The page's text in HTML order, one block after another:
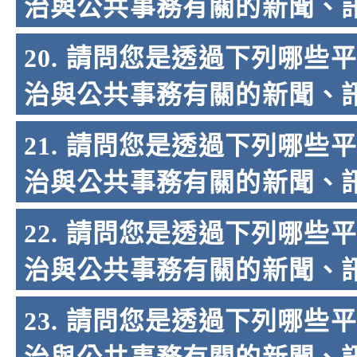
治與公共事務有關的新聞、
20. 請問您是透過下列哪些
治與公共事務有關的新聞、
21. 請問您是透過下列哪些
治與公共事務有關的新聞、
22. 請問您是透過下列哪些
治與公共事務有關的新聞、
23. 請問您是透過下列哪些